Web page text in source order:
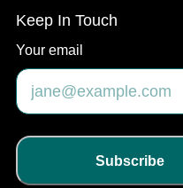
Keep In Touch
Your email
Subscribe